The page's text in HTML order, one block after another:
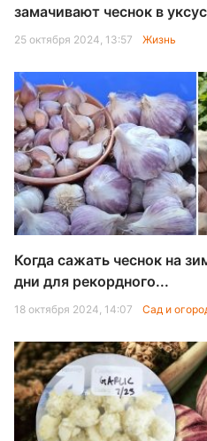
замачивают чеснок в
25 октября 2024, 13:57 Жизнь
Когда сажать чеснок на
дни для рекордного...
18 октября 2024, 14:07 Сад и